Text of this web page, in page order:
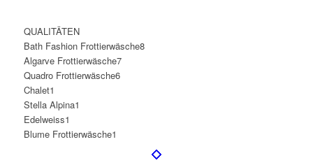
QUALITÄTEN
Bath Fashion Frottierwäsche8
Algarve Frottierwäsche7
Quadro Frottierwäsche6
Chalet1
Stella Alpina1
Edelweiss1
Blume Frottierwäsche1